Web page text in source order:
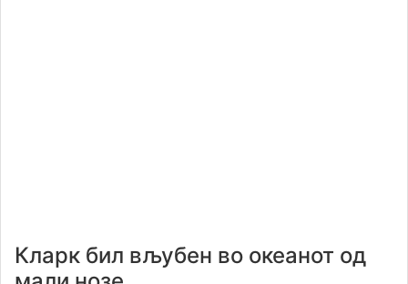
Кларк бил вљубен во океанот од